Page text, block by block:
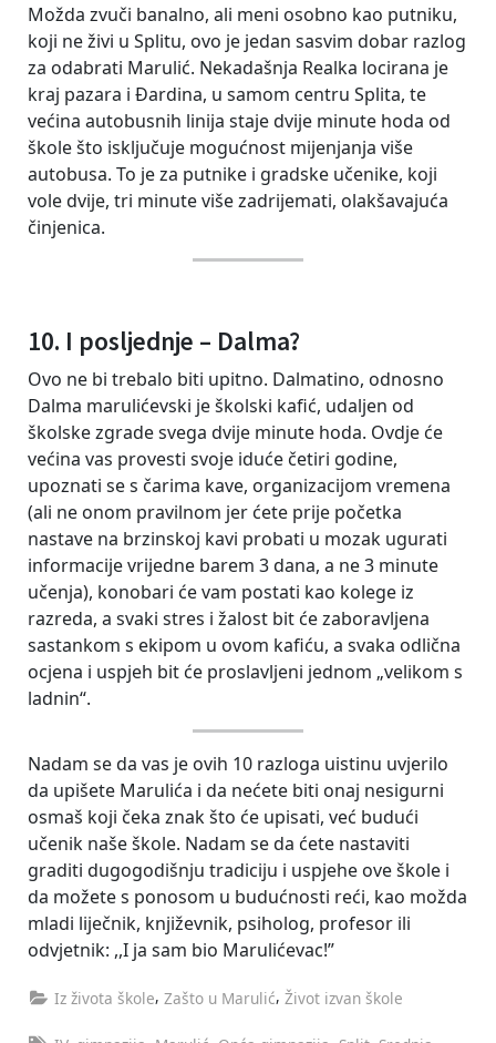
Možda zvuči banalno, ali meni osobno kao putniku,
koji ne živi u Splitu, ovo je jedan sasvim dobar razlog
za odabrati Marulić. Nekadašnja Realka locirana je
kraj pazara i Đardina, u samom centru Splita, te
većina autobusnih linija staje dvije minute hoda od
škole što isključuje mogućnost mijenjanja više
autobusa. To je za putnike i gradske učenike, koji
vole dvije, tri minute više zadrijemati, olakšavajuća
činjenica.
10. I posljednje – Dalma?
Ovo ne bi trebalo biti upitno. Dalmatino, odnosno
Dalma marulićevski je školski kafić, udaljen od
školske zgrade svega dvije minute hoda. Ovdje će
većina vas provesti svoje iduće četiri godine,
upoznati se s čarima kave, organizacijom vremena
(ali ne onom pravilnom jer ćete prije početka
nastave na brzinskoj kavi probati u mozak ugurati
informacije vrijedne barem 3 dana, a ne 3 minute
učenja), konobari će vam postati kao kolege iz
razreda, a svaki stres i žalost bit će zaboravljena
sastankom s ekipom u ovom kafiću, a svaka odlična
ocjena i uspjeh bit će proslavljeni jednom „velikom s
ladnin“.
Nadam se da vas je ovih 10 razloga uistinu uvjerilo
da upišete Marulića i da nećete biti onaj nesigurni
osmaš koji čeka znak što će upisati, već budući
učenik naše škole. Nadam se da ćete nastaviti
graditi dugogodišnju tradiciju i uspjehe ove škole i
da možete s ponosom u budućnosti reći, kao možda
mladi liječnik, književnik, psiholog, profesor ili
odvjetnik: ,,I ja sam bio Marulićevac!”
Iz života škole,Zašto u Marulić,Život izvan škole